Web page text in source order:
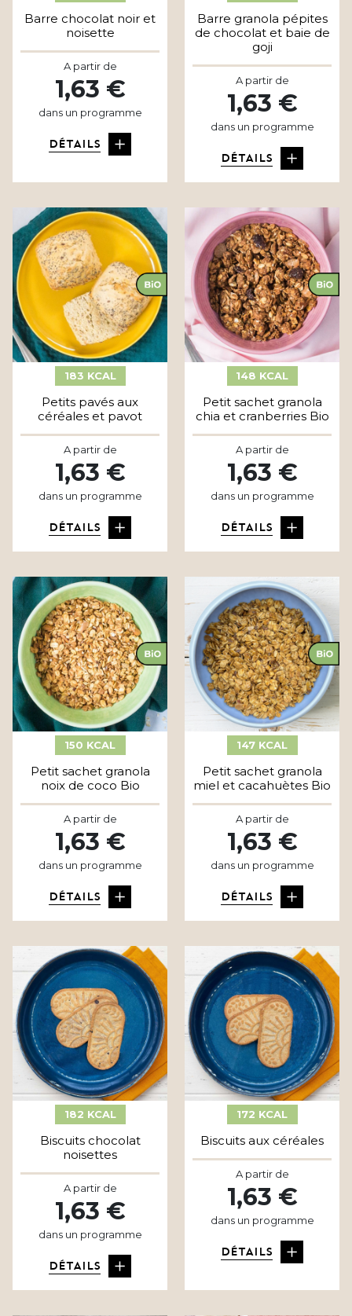
Barre chocolat noir et
noisette
A partir de
1,63 €
dans un programme
DÉTAILS
Barre granola pépites
de chocolat et baie de
goji
A partir de
1,63 €
dans un programme
DÉTAILS
183 KCAL
Petits pavés aux
céréales et pavot
A partir de
1,63 €
dans un programme
DÉTAILS
148 KCAL
Petit sachet granola
chia et cranberries Bio
A partir de
1,63 €
dans un programme
DÉTAILS
150 KCAL
Petit sachet granola
noix de coco Bio
A partir de
1,63 €
dans un programme
DÉTAILS
147 KCAL
Petit sachet granola
miel et cacahuètes Bio
A partir de
1,63 €
dans un programme
DÉTAILS
182 KCAL
Biscuits chocolat
noisettes
A partir de
1,63 €
dans un programme
DÉTAILS
172 KCAL
Biscuits aux céréales
A partir de
1,63 €
dans un programme
DÉTAILS